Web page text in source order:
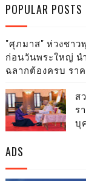
POPULAR POSTS
"ศุภมาส" ห่วงชา
ก่อนวันพระใหญ่ น
ฉลากต้องครบ รา
ส
ร
บุ
ADS